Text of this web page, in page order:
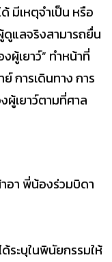
มีเหตุจำเป็น หรือ
แลจริงสามารถยื่น
ผู้เยาว์” ทำหน้าที่
การเดินทาง การ
ผู้เยาว์ตามที่ศาล
อา พี่น้องร่วมบิดา
ระบุในพินัยกรรมให้